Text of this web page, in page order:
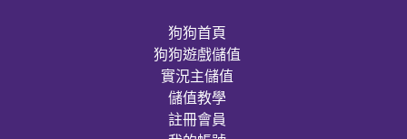
狗狗首頁
狗狗遊戲儲值
實況主儲值
儲值教學
註冊會員